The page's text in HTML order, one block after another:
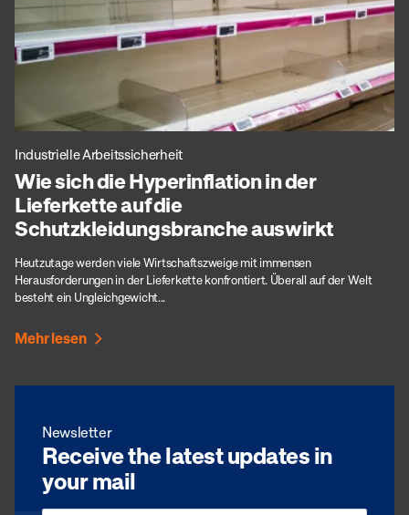
Industrielle Arbeitssicherheit
Wie sich die Hyperinflation in der
Lieferkette auf die
Schutzkleidungsbranche auswirkt
Heutzutage werden viele Wirtschaftszweige mit immensen
Herausforderungen in der Lieferkette konfrontiert. Überall auf der Welt
besteht ein Ungleichgewicht...
Mehr lesen
Newsletter
Receive the latest updates in
your mail